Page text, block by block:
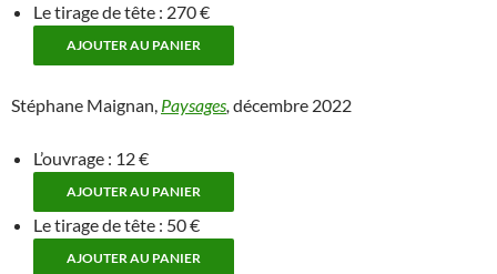
Le tirage de tête : 270 €
Stéphane Maignan, Paysages, décembre 2022
L’ouvrage : 12 €
Le tirage de tête : 50 €